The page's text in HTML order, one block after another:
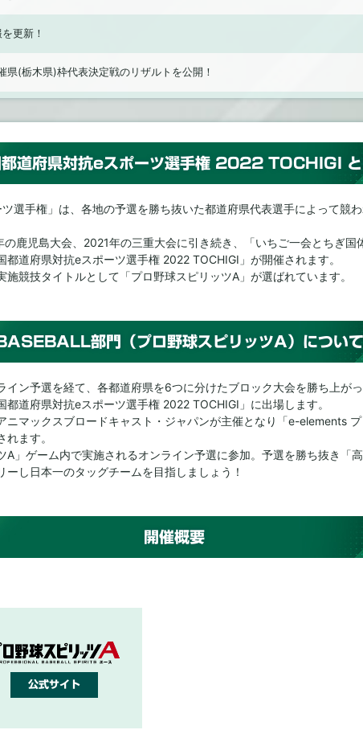
更新！
県(栃木県)枠代表決定戦のリザルトを公開！
ク、関西ブロックの配信情報を更新！
代表決定戦のエントリー受付開始！
新！各ブロック予選の様子はe-elements公式チャンネルにて配信！
の概要を公開しました。
リー受付を開始しました（～5月29日(日)23:59まで）
公開しました。
国大会 第7回 オールスター杯」を開始しました（～5月8日(日)14:59まで）
ました。
都道府県対抗eスポーツ選手権 2022 TOCHIGI
ツ選手権」は、各地の予選を勝ち抜いた都道府県代表選手によって競
鹿児島大会、2021年の三重大会に引き続き、「いちご一会とちぎ国
都道府県対抗eスポーツ選手権 2022 TOCHIGI」が開催されます。
競技タイトルとして「プロ野球スピリッツA」が選ばれています。
部門（プロ野球スピリッツA）について
イン予選を経て、各都道府県を6つに分けたブロック大会を勝ち上が
都道府県対抗eスポーツ選手権 2022 TOCHIGI」に出場します。
ニマックスブロードキャスト・ジャパンが主催となり「e-elements
ます。
A」ゲーム内で実施されるオンライン予選に参加。予選を勝ち抜き「
ーし日本一のタッグチームを目指しましょう！
開催概要
公式サイト